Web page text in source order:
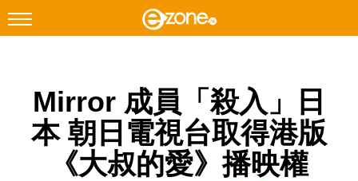
Facebook Instagram
科技焦點
Mirror 成員「殺入」日
本 朝日電視台取得港版
《大叔的愛》播映權